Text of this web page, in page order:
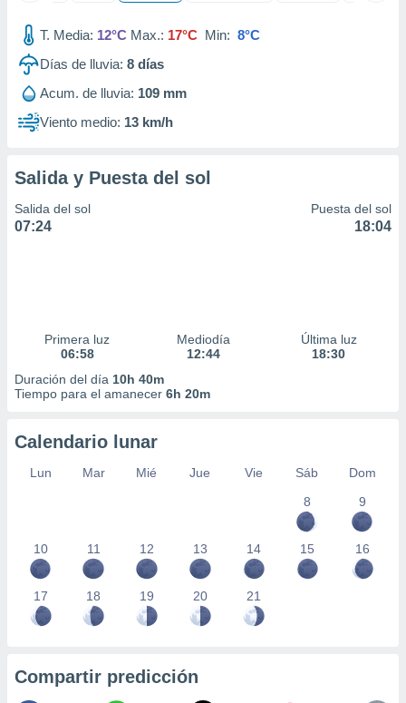
mediante
publicidad
publicidad
de
T. Media: 12°C Max.: 17°C Min: 8°C
Días de lluvia: 8 días
Acum. de lluvia: 109 mm
Viento medio: 13 km/h
Salida y Puesta del sol
Salida del sol
07:24
Puesta del sol
18:04
Primera luz
06:58
Mediodía
12:44
Última luz
18:30
Duración del día 10h 40m
Tiempo para el amanecer 6h 20m
Calendario lunar
Lun Mar Mié Jue Vie Sáb
Dom
8
9
10 11 12 13 14 15 16
17 18 19 20 21
Compartir predicción